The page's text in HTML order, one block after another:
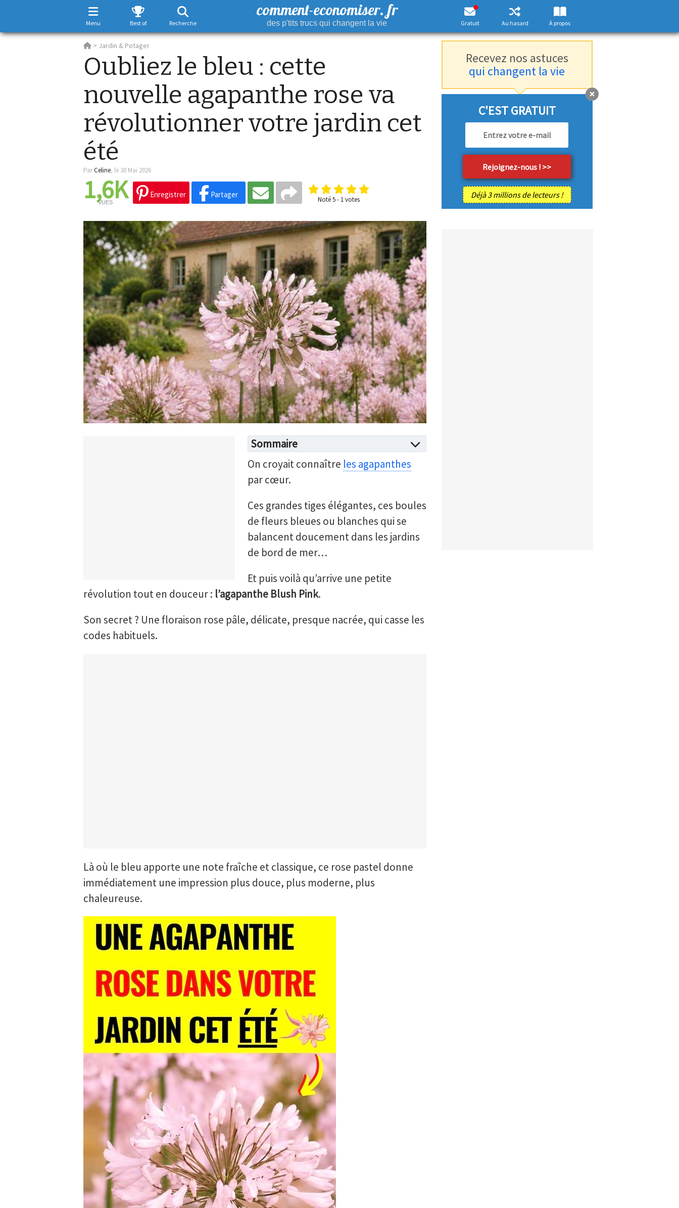
Menu Best of Recherche
comment-economiser. fr
des p'tits trucs qui changent la vie Gratuit Au hasard À propos
> Jardin & Potager
Oubliez le bleu : cette
nouvelle agapanthe rose va
révolutionner votre jardin cet
été
ParCeline, le 30 Mai 2026
1,6K
VUES
Enregistrer Partager
Noté5- 1 votes
Sommaire
On croyait connaître les agapanthes
par cœur.
Ces grandes tiges élégantes, ces boules
de fleurs bleues ou blanches qui se
balancent doucement dans les jardins
de bord de mer…
Et puis voilà qu’arrive une petite
révolution tout en douceur : l’agapanthe Blush Pink.
Son secret ? Une floraison rose pâle, délicate, presque nacrée, qui casse les
codes habituels.
Là où le bleu apporte une note fraîche et classique, ce rose pastel donne
immédiatement une impression plus douce, plus moderne, plus
chaleureuse.
Recevez nos astuces
qui changent la vie
C'EST GRATUIT
Déjà 3 millions de lecteurs !